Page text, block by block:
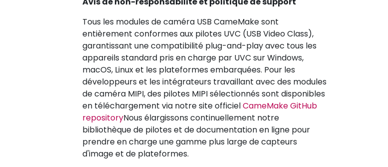
Tous les modules de caméra USB CameMake sont
entièrement conformes aux pilotes UVC (USB Video Class),
garantissant une compatibilité plug-and-play avec tous les
appareils standard pris en charge par UVC sur Windows,
macOS, Linux et les plateformes embarquées. Pour les
développeurs et les intégrateurs travaillant avec des modules
de caméra MIPI, des pilotes MIPI sélectionnés sont disponibles
en téléchargement via notre site officielCameMake GitHub
repositoryNous élargissons continuellement notre
bibliothèque de pilotes et de documentation en ligne pour
prendre en charge une gamme plus large de capteurs
d'image et de plateformes.